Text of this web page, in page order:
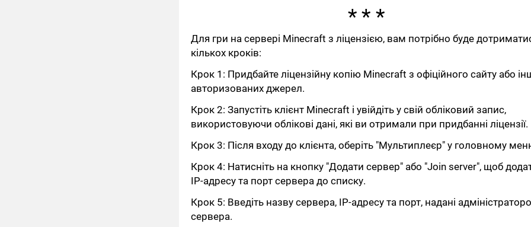
Для гри на сервері Minecraft з ліцензією, вам потрібно буде
кількох кроків:
Крок 1: Придбайте ліцензійну копію Minecraft з офіційного сайту або
авторизованих джерел.
Крок 2: Запустіть клієнт Minecraft і увійдіть у свій обліковий запис,
використовуючи облікові дані, які ви отримали при придбанні ліцензії.
Крок 3: Після входу до клієнта, оберіть "Мультиплеєр" у головному
Крок 4: Натисніть на кнопку "Додати сервер" або "Join server", щоб
IP-адресу та порт сервера до списку.
Крок 5: Введіть назву сервера, IP-адресу та порт, надані
сервера.